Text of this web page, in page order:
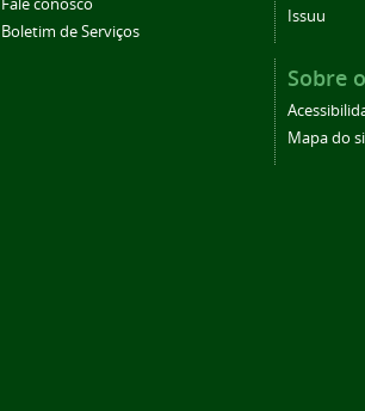
Boletim de Serviços
Issuu
Sobre
Mapa do